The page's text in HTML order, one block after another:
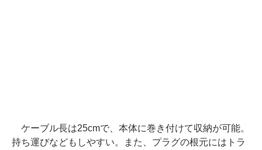
ケーブル長は25cmで、本体に巻き付けて収納が可能。
持ち運びなどもしやすい。また、プラグの根元にはトラ